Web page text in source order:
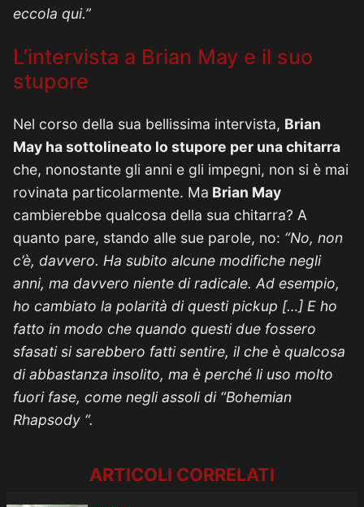
eccola qui.”
L’intervista a Brian May e il suo
stupore
Nel corso della sua bellissima intervista, Brian
May ha sottolineato lo stupore per una chitarra
che, nonostante gli anni e gli impegni, non si è mai
rovinata particolarmente. Ma Brian May
cambierebbe qualcosa della sua chitarra? A
quanto pare, stando alle sue parole, no: “No, non
c’è, davvero. Ha subito alcune modifiche negli
anni, ma davvero niente di radicale. Ad esempio,
ho cambiato la polarità di questi pickup […] E ho
fatto in modo che quando questi due fossero
sfasati si sarebbero fatti sentire, il che è qualcosa
di abbastanza insolito, ma è perché li uso molto
fuori fase, come negli assoli di “Bohemian
Rhapsody “.
ARTICOLI CORRELATI